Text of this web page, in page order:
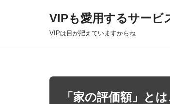
VIPも愛用するサービ
VIPは目が肥えていますからね
「家の評価額」と